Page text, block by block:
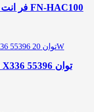
مبدل MiniHDMI به HDMIفر انت مدل FN-HAC100